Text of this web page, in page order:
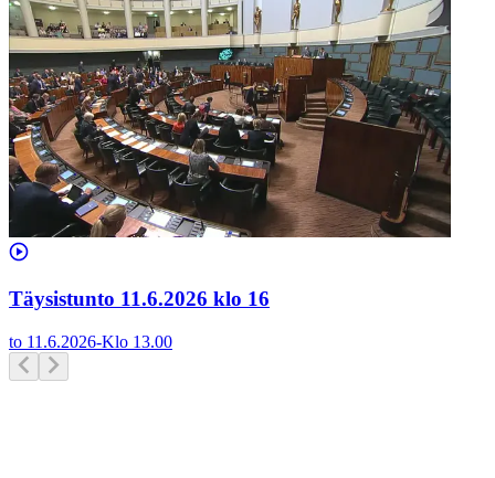
Täysistunto 11.6.2026 klo 16
to 11.6.2026-Klo 13.00